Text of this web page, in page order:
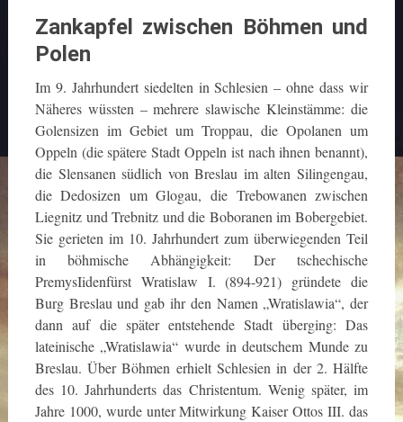
Zankapfel zwischen Böhmen und
Polen
Im 9. Jahrhundert siedelten in Schlesien – ohne dass wir
Näheres wüssten – mehrere slawische Kleinstämme: die
Golensizen im Gebiet um Troppau, die Opolanen um
Oppeln (die spätere Stadt Oppeln ist nach ihnen benannt),
die Slensanen südlich von Breslau im alten Silingengau,
die Dedosizen um Glogau, die Trebowanen zwischen
Liegnitz und Trebnitz und die Boboranen im Bobergebiet.
Sie gerieten im 10. Jahrhundert zum überwiegenden Teil
in böhmische Abhängigkeit: Der tschechische
PremysIidenfürst Wratislaw I. (894-921) gründete die
Burg Breslau und gab ihr den Namen „Wratislawia“, der
dann auf die später entstehende Stadt überging: Das
lateinische „Wratislawia“ wurde in deutschem Munde zu
Breslau. Über Böhmen erhielt Schlesien in der 2. Hälfte
des 10. Jahrhunderts das Christentum. Wenig später, im
Jahre 1000, wurde unter Mitwirkung Kaiser Ottos III. das